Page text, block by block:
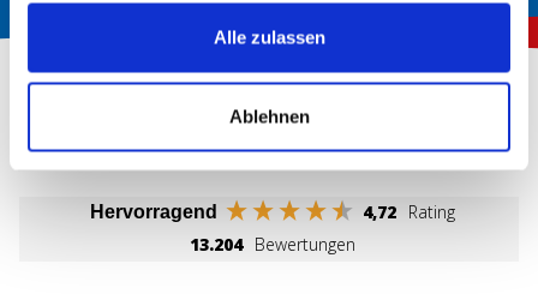
Alle zulassen
Ablehnen
Über 150.000 zufriedene Kunden
Hervorragend 4,72 Rating
13.204 Bewertungen